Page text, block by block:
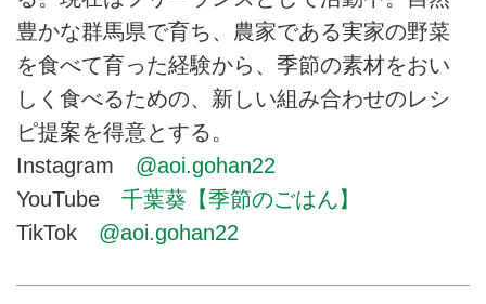
豊かな群馬県で育ち、農家である実家の野菜
を食べて育った経験から、季節の素材をおい
しく食べるための、新しい組み合わせのレシ
ピ提案を得意とする。
Instagram @aoi.gohan22
YouTube 千葉葵【季節のごはん】
TikTok @aoi.gohan22